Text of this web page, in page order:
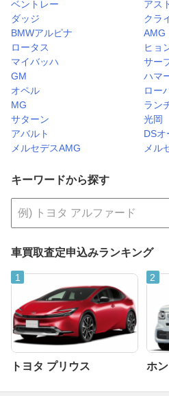
ベントレー
アス
ダッジ
クラ
BMWアルピナ
AMG
ロータス
ヒョ
マイバッハ
サー
GM
ハマ
オペル
ロー
MG
ラン
サターン
光岡
アバルト
DS
メルセデスAMG
メル
キーワードから探す
車買取査定申込みランキング
トヨタ プリウス ホ